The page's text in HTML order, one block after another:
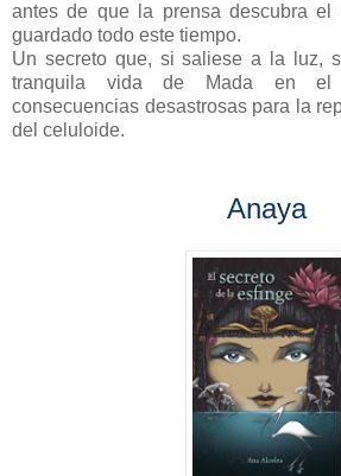
antes de que la prensa descubra el
guardado todo este tiempo.
Un secreto que, si saliese a la luz,
tranquila vida de Mada en el
consecuencias desastrosas para la
del celuloide.
Anaya